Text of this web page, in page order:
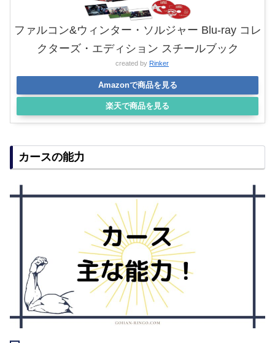
ファルコン&ウィンター・ソルジャー Blu-ray コレ
クターズ・エディション スチールブック
created by Rinker
Amazonで商品を見る
楽天で商品を見る
カースの能力